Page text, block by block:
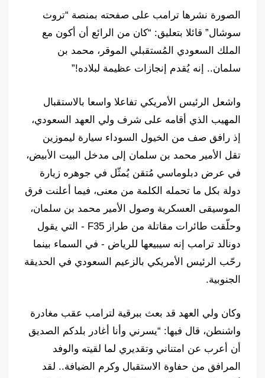
الصورة نشرها ترامب على صفحته بمنصة “تروث
سوشال” قائلا بتعليق: “كان من الرائع أن أكون مع
الملك السعودي المُستقبلي الموقر، محمد بن
سلمان.. إنه يُقدم إنجازات عظيمة لبلاده!”
واشعل الرئيس الأمريكي تفاعلا واسعا بالاستقبال
المهيب الذي أقامه على شرف ولي العهد السعودي،
إذ رافق صف من الخيول السوداء سيارة ليموزين
تقل الأمير محمد بن سلمان إلى مدخل البيت الأبيض،
في عرض دبلوماسي مُتقن يُمثّل في جوهره زيارة
دولة بكل ما تحمله الكلمة من معنى، فيما أعلنت فرق
الموسيقى العسكرية وصول الأمير محمد بن سلمان،
وحلّقت طائرات مقاتلة من طراز F35 - التي يقول
دونالد ترامب إنه سيبيعها للرياض - في السماء بينما
رحّب الرئيس الأمريكي بالزعيم السعودي في الحديقة
الجنوبية.
وكان ولي العهد قد بعث ببرقية لترامب عقب مغادرة
واشنطن، قال فيها: “يسرني وأنا أغادر بلدكم الصديق
أن أعرب عن امتناني وتقديري لما لقيته والوفد
المرافق من حفاوة الاستقبال وكرم الضيافة.. لقد